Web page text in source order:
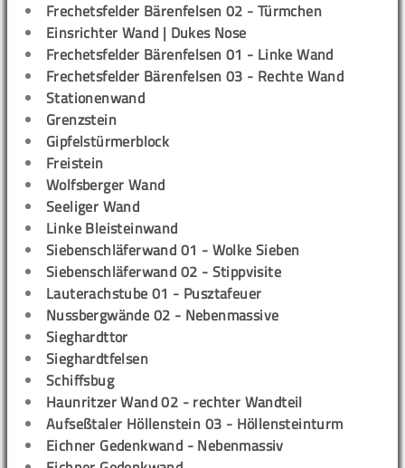
Frechetsfelder Bärenfelsen 02 - Türmchen
Einsrichter Wand | Dukes Nose
Frechetsfelder Bärenfelsen 01 - Linke Wand
Frechetsfelder Bärenfelsen 03 - Rechte Wand
Stationenwand
Grenzstein
Gipfelstürmerblock
Freistein
Wolfsberger Wand
Seeliger Wand
Linke Bleisteinwand
Siebenschläferwand 01 - Wolke Sieben
Siebenschläferwand 02 - Stippvisite
Lauterachstube 01 - Pusztafeuer
Nussbergwände 02 - Nebenmassive
Sieghardttor
Sieghardtfelsen
Schiffsbug
Haunritzer Wand 02 - rechter Wandteil
Aufseßtaler Höllenstein 03 - Höllensteinturm
Eichner Gedenkwand - Nebenmassiv